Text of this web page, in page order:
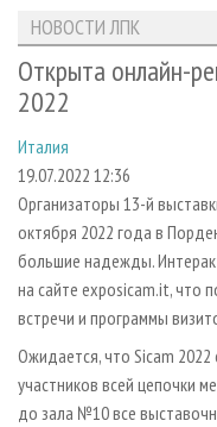
ЛЕСОЗАГОТОВКА
ЛЕСОПИЛЕНИЕ
СУШКА ДРЕВЕСИНЫ
ПРОИЗВОДСТВО
ДЕРЕВЯННОЕ
ПРОИЗВОДСТВО
БИОЭНЕРГЕТИКА
ЦБП
ИНСТРУМЕНТ И
НОВОСТИ ЛПК
НОВОСТИ ЖУРНАЛА
ПРОЕКТЫ ЛПИ
АНАЛИТИКА
ПРЕДПРИЯТИЯ ЛПК
ПЕРСОНЫ
МОБИЛЬНЫЕ
ОФИЦИАЛЬНЫЕ
ПРИОРИТЕТНЫЕ
RUSSIAN FORESTRY
ГАЗЕТА
БИБЛИОТЕКА
АРХИВ ЖУРНАЛОВ
О ЖУРНАЛЕ
КОНТАКТЫ
РЕКЛАМОДАТЕЛЯМ
РЕКЛАМА
РЕКЛАМА НА САЙТЕ
НОВОСТИ ЛПК
Открыта онлайн-
2022
Италия
19.07.2022 12:36
Организаторы 13-й
октября 2022 года в
большие надежды.
на сайте exposicam.it, что
встречи и программы
Ожидается, что Sicam
участников всей цепочки
до зала №10 все